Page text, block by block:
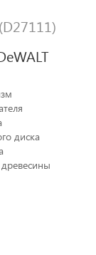
диска